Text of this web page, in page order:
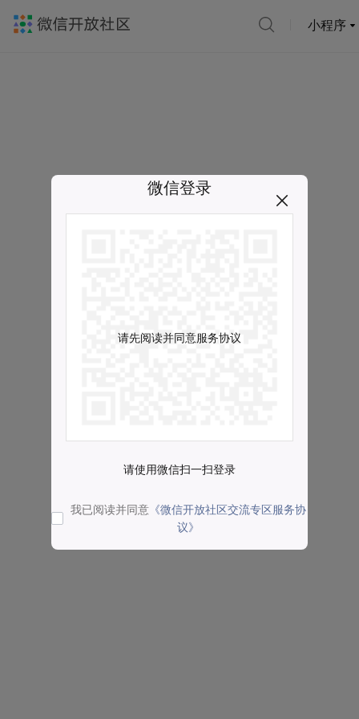
小程序
微信登录
请先阅读并同意服务协议
请使用微信扫一扫登录
我已阅读并同意 《微信开放社区交流专区服务协
议》